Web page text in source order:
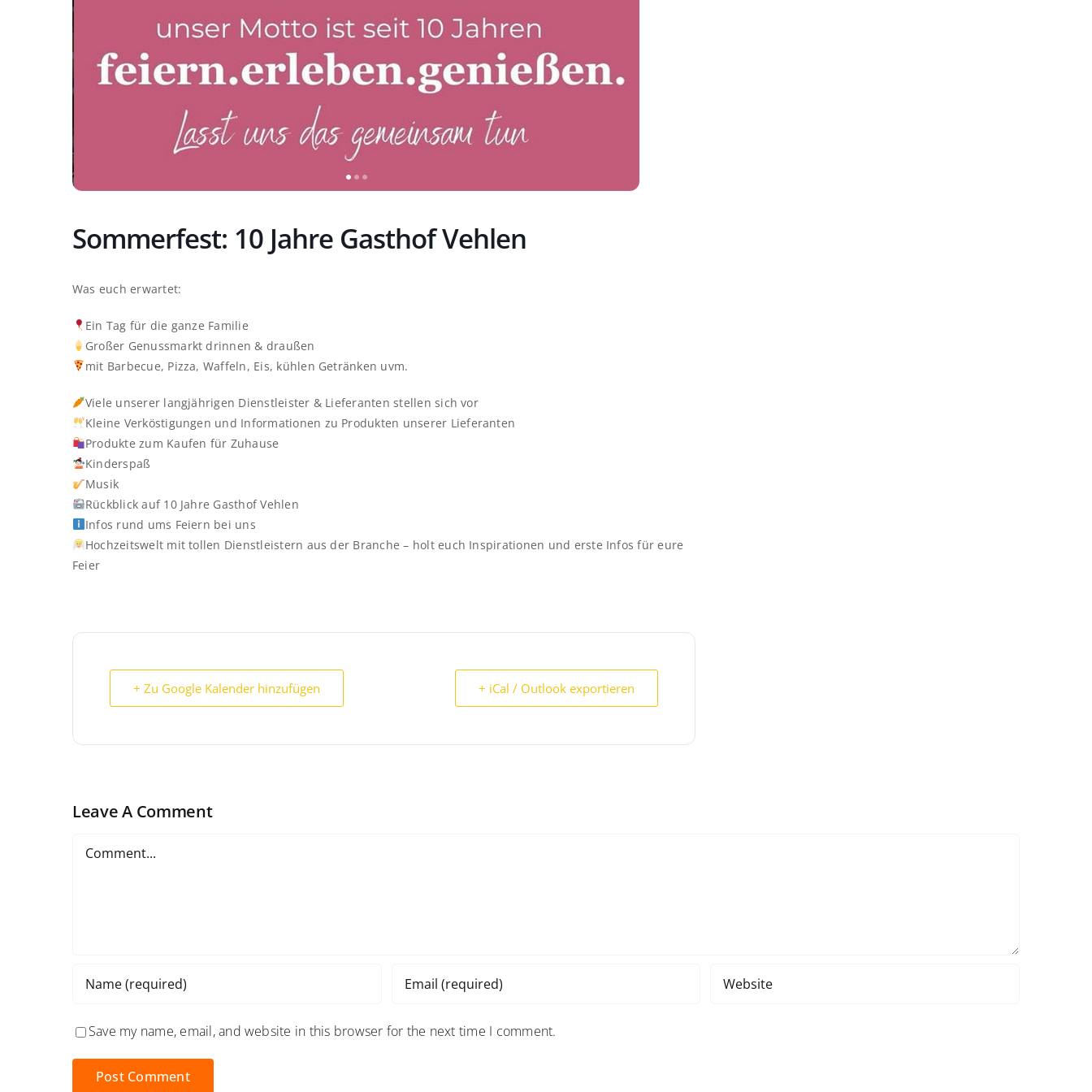
Sommerfest: 10 Jahre Gasthof Vehlen
Was euch erwartet:
Ein Tag für die ganze Familie
Großer Genussmarkt drinnen & draußen
mit Barbecue, Pizza, Waffeln, Eis, kühlen Getränken uvm.
Viele unserer langjährigen Dienstleister & Lieferanten stellen sich vor
Kleine Verköstigungen und Informationen zu Produkten unserer Lieferanten
Produkte zum Kaufen für Zuhause
Kinderspaß
Musik
Rückblick auf 10 Jahre Gasthof Vehlen
Infos rund ums Feiern bei uns
Hochzeitswelt mit tollen Dienstleistern aus der Branche – holt euch Inspirationen und erste Infos für eure
Feier
+ Zu Google Kalender hinzufügen + iCal / Outlook exportieren
Leave A Comment
Save my name, email, and website in this browser for the next time I comment.